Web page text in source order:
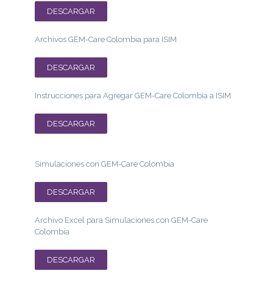
DESCARGAR
Archivos GEM-Care Colombia para ISIM
DESCARGAR
Instrucciones para Agregar GEM-Care Colombia a ISIM
DESCARGAR
Simulaciones con GEM-Care Colombia
DESCARGAR
Archivo Excel para Simulaciones con GEM-Care
Colombia
DESCARGAR